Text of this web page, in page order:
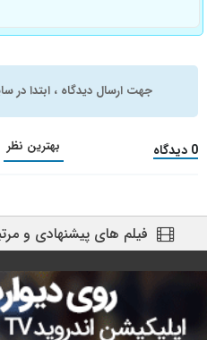
جهت ارسال دیدگاه ، ابتدا در
0 دیدگاه بهترین نظر
فیلم های پیشنهادی و